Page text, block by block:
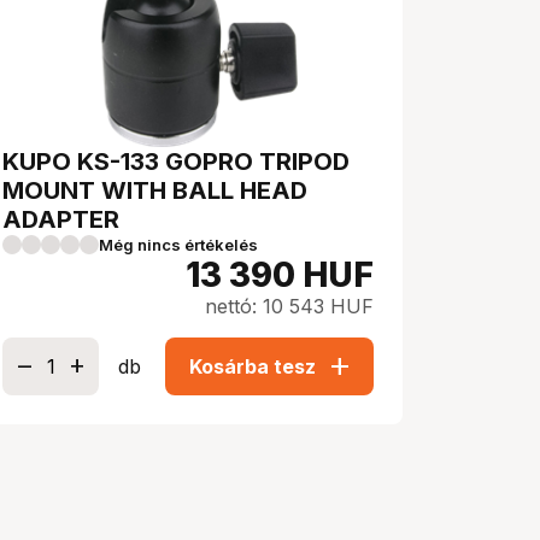
KUPO KS-133 GOPRO TRIPOD
MOUNT WITH BALL HEAD
ADAPTER
Még nincs értékelés
13 390 HUF
nettó: 10 543 HUF
db Kosárba tesz add